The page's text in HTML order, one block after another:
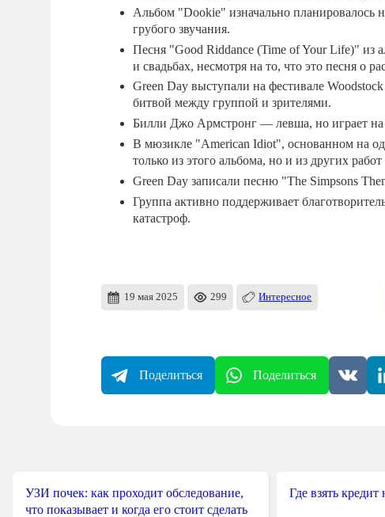
Альбом "Dookie" изначально планировалось
грубого звучания.
Песня "Good Riddance (Time of Your Life)" из
и свадьбах, несмотря на то, что это песня о
Green Day выступали на фестивале
битвой между группой и зрителями.
Билли Джо Армстронг — левша, но играет на
В мюзикле "American Idiot", основанном на
только из этого альбома, но и из других
Green Day записали песню "The Simpsons
Группа активно поддерживает
катастроф.
19 мая 2025 299 Интересное
Поделиться Поделиться
УЗИ почек: как проходит обследование,
что показывает и когда его стоит сделать
Где взять кредит